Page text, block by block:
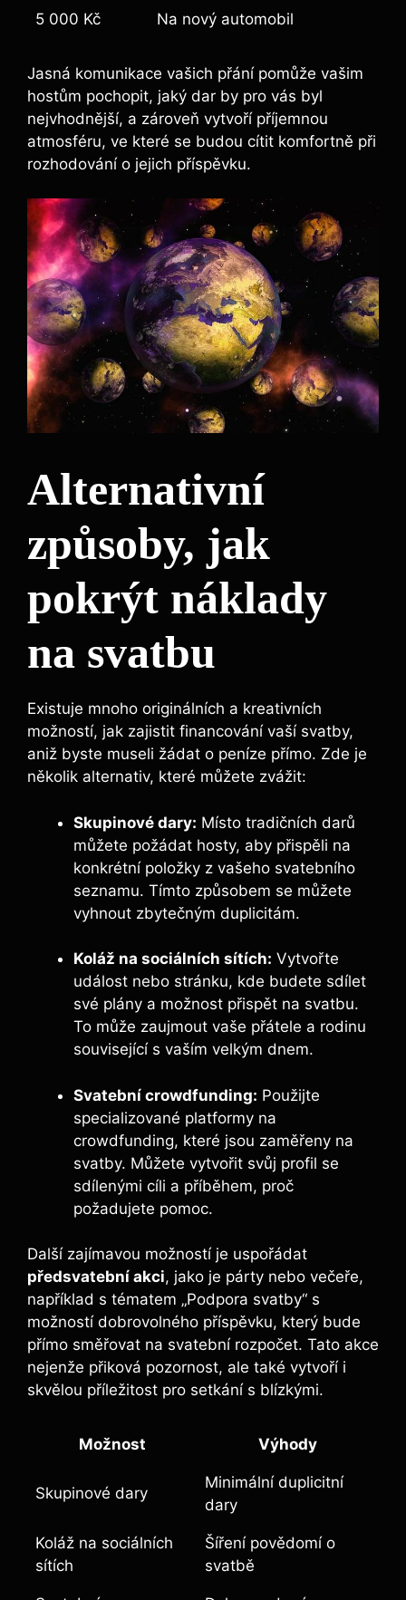
5 000 Kč Na nový automobil
Jasná komunikace vašich přání pomůže vašim
hostům pochopit, jaký dar by pro vás byl
nejvhodnější, a zároveň vytvoří příjemnou
atmosféru, ve které se budou cítit komfortně při
rozhodování o jejich příspěvku.
Alternativní
způsoby, jak
pokrýt náklady
na svatbu
Existuje mnoho originálních a kreativních
možností, jak zajistit financování vaší svatby,
aniž byste museli žádat o peníze přímo. Zde je
několik alternativ, které můžete zvážit:
Skupinové dary: Místo tradičních darů
můžete požádat hosty, aby přispěli na
konkrétní položky z vašeho svatebního
seznamu. Tímto způsobem se můžete
vyhnout zbytečným duplicitám.
Koláž na sociálních sítích: Vytvořte
událost nebo stránku, kde budete sdílet
své plány a možnost přispět na svatbu.
To může zaujmout vaše přátele a rodinu
související s vaším velkým dnem.
Svatební crowdfunding: Použijte
specializované platformy na
crowdfunding, které jsou zaměřeny na
svatby. Můžete vytvořit svůj profil se
sdílenými cíli a příběhem, proč
požadujete pomoc.
Další zajímavou možností je uspořádat
předsvatební akci, jako je párty nebo večeře,
například s tématem „Podpora svatby“ s
možností dobrovolného příspěvku, který bude
přímo směřovat na svatební rozpočet. Tato akce
nejenže přiková pozornost, ale také vytvoří i
skvělou příležitost pro setkání s blízkými.
Možnost Výhody
Skupinové dary
Minimální duplicitní
dary
Koláž na sociálních
sítích
Šíření povědomí o
svatbě